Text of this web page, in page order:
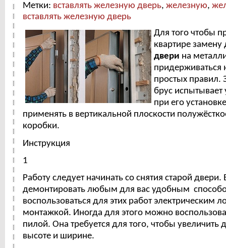
Метки: вставлять железную дверь, железную,
вставлять железную дверь
Для того чтобы
квартире замену
двери на
придерживаться
простых правил.
брус испытывает
при его
применять в вертикальной плоскости
коробки.
Инструкция
1
Работу следует начинать со снятия старой
демонтировать любым для вас удобным
воспользоваться для этих работ электрическим
монтажкой. Иногда для этого можно
пилой. Она требуется для того, чтобы увеличить
высоте и ширине.